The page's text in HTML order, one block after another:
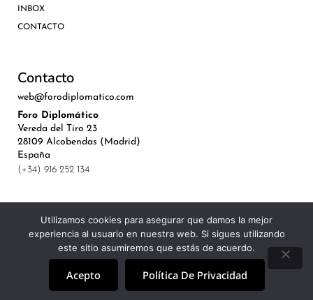
INBOX
CONTACTO
Contacto
web@forodiplomatico.com
Foro Diplomático
Vereda del Tiro 23
28109 Alcobendas (Madrid)
España
(+34) 916 252 134
©Royal Lis Spain 2024
Aviso Legal, Política de Privacidad y Cookies
Utilizamos cookies para asegurar que damos la mejor
experiencia al usuario en nuestra web. Si sigues utilizando
este sitio asumiremos que estás de acuerdo.
Acepto Política De Privacidad